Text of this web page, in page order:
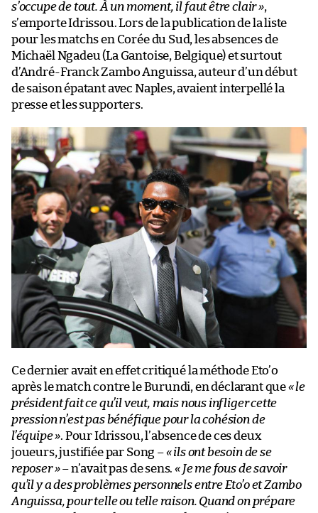
s’occupe de tout. À un moment, il faut être clair »,
s’emporte Idrissou. Lors de la publication de la liste
pour les matchs en Corée du Sud, les absences de
Michaël Ngadeu (La Gantoise, Belgique) et surtout
d’André-Franck Zambo Anguissa, auteur d’un début
de saison épatant avec Naples, avaient interpellé la
presse et les supporters.
Ce dernier avait en effet critiqué la méthode Eto’o
après le match contre le Burundi, en déclarant que« le
président fait ce qu’il veut, mais nous infliger cette
pression n’est pas bénéfique pour la cohésion de
l’équipe ». Pour Idrissou, l’absence de ces deux
joueurs, justifiée par Song –« ils ont besoin de se
reposer »– n’avait pas de sens.« Je me fous de savoir
qu’il y a des problèmes personnels entre Eto’o et Zambo
Anguissa, pour telle ou telle raison. Quand on prépare